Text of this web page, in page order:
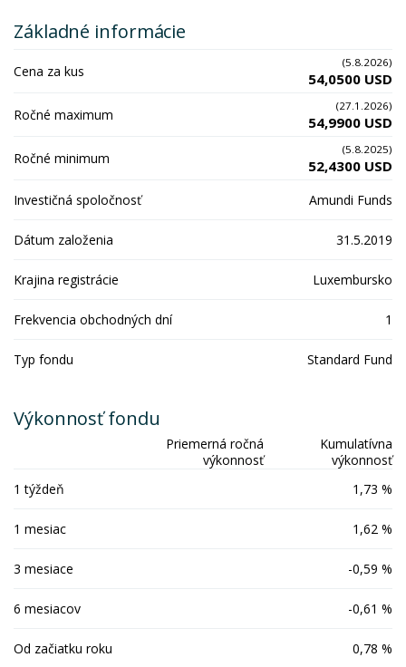
Základné informácie
Cena za kus (5.8.2026)
54,0500 USD
Ročné maximum (27.1.2026)
54,9900 USD
Ročné minimum (5.8.2025)
52,4300 USD
Investičná spoločnosť Amundi Funds
Dátum založenia 31.5.2019
Krajina registrácie Luxembursko
Frekvencia obchodných dní 1
Typ fondu Standard Fund
Výkonnosť fondu
Priemerná ročná
výkonnosť
Kumulatívna
výkonnosť
1 týždeň
1,73 %
1 mesiac 1,62 %
3 mesiace -0,59 %
6 mesiacov -0,61 %
Od začiatku roku 0,78 %